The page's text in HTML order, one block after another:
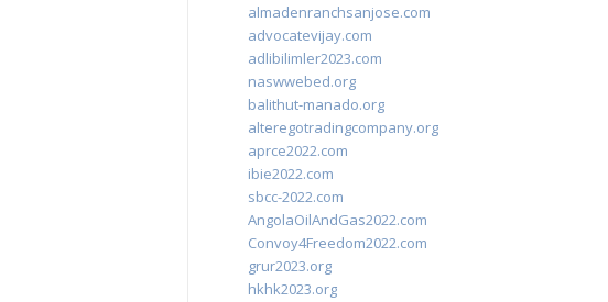
almadenranchsanjose.com
advocatevijay.com
adlibilimler2023.com
naswwebed.org
balithut-manado.org
alteregotradingcompany.org
aprce2022.com
ibie2022.com
sbcc-2022.com
AngolaOilAndGas2022.com
Convoy4Freedom2022.com
grur2023.org
hkhk2023.org